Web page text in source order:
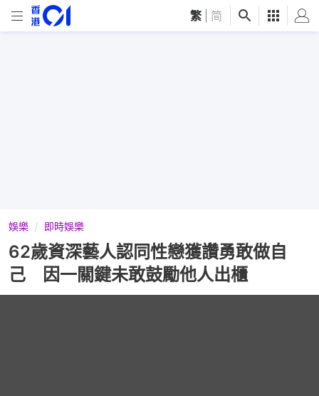
繁 简
娛樂 即時娛樂
62歲資深藝人認同性戀獲讚勇敢做自
己 因一關鍵未敢鼓勵他人出櫃